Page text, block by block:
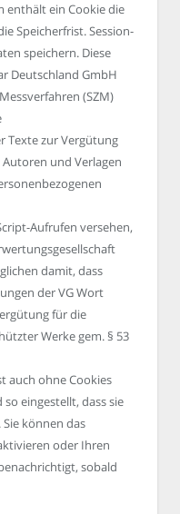
enthält ein Cookie die
Speicherfrist. Session-
speichern. Diese
Deutschland GmbH
(SZM)
Texte zur Vergütung
und Verlagen
Aufrufen versehen,
damit, dass
der VG Wort
für die
Werke gem. § 53
auch ohne Cookies
eingestellt, dass sie
können das
oder Ihren
sobald